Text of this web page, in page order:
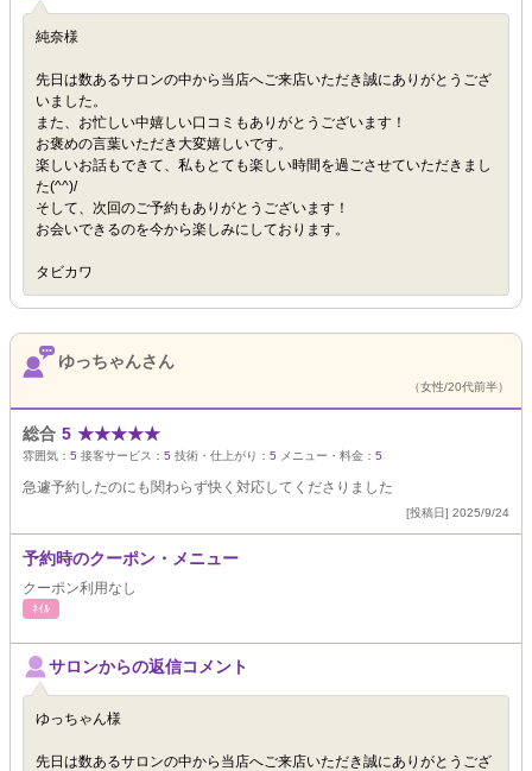
純奈様
先日は数あるサロンの中から当店へご来店いただき誠にありがとうござ
いました。
また、お忙しい中嬉しい口コミもありがとうございます！
お褒めの言葉いただき大変嬉しいです。
楽しいお話もできて、私もとても楽しい時間を過ごさせていただきまし
た(^^)/
そして、次回のご予約もありがとうございます！
お会いできるのを今から楽しみにしております。
タビカワ
ゆっちゃんさん
（女性/20代前半）
総合 5 ★★★★★
雰囲気： 5 接客サービス： 5 技術・仕上がり： 5 メニュー・料金： 5
急遽予約したのにも関わらず快く対応してくださりました
[投稿日] 2025/9/24
予約時のクーポン・メニュー
クーポン利用なし
ﾈｲﾙ
サロンからの返信コメント
ゆっちゃん様
先日は数あるサロンの中から当店へご来店いただき誠にありがとうござ